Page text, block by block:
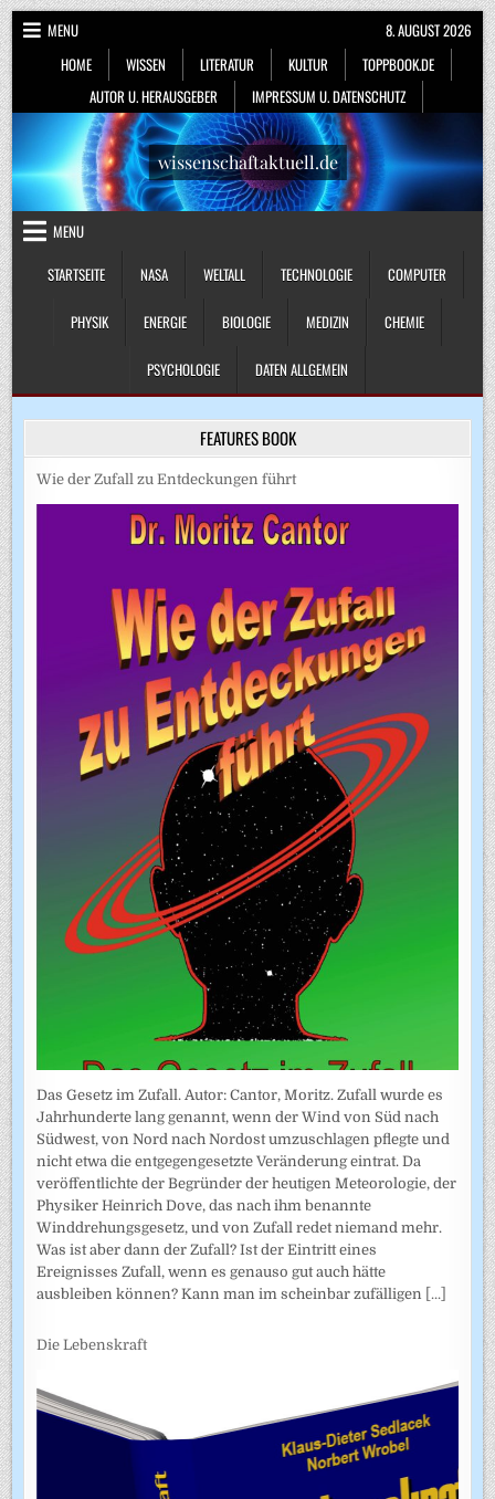
Skip
to
content
MENU
HOME
WISSEN LITERATUR KULTUR
TOPPBOOK.DE
AUTOR U. HERAUSGEBER
IMPRESSUM U. DATENSCHUTZ
8. AUGUST 2026
wissenschaftaktuell.de
MENU
STARTSEITE
NASA WELTALL TECHNOLOGIE COMPUTER
PHYSIK ENERGIE BIOLOGIE MEDIZIN CHEMIE
PSYCHOLOGIE DATEN ALLGEMEIN
FEATURES BOOK
Wie der Zufall zu Entdeckungen führt
Das Gesetz im Zufall. Autor: Cantor, Moritz. Zufall wurde es
Jahrhunderte lang genannt, wenn der Wind von Süd nach
Südwest, von Nord nach Nordost umzuschlagen pflegte und
nicht etwa die entgegengesetzte Veränderung eintrat. Da
veröffentlichte der Begründer der heutigen Meteorologie, der
Physiker Heinrich Dove, das nach ihm benannte
Winddrehungsgesetz, und von Zufall redet niemand mehr.
Was ist aber dann der Zufall? Ist der Eintritt eines
Ereignisses Zufall, wenn es genauso gut auch hätte
ausbleiben können? Kann man im scheinbar zufälligen [...]
Die Lebenskraft